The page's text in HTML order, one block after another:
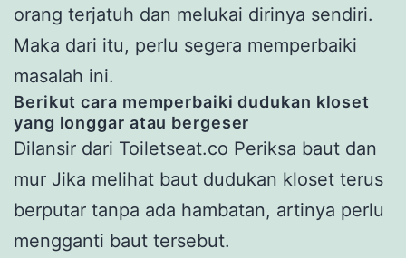
orang terjatuh dan melukai dirinya sendiri.
Maka dari itu, perlu segera memperbaiki
masalah ini.
Berikut cara memperbaiki dudukan kloset
yang longgar atau bergeser
Dilansir dari Toiletseat.co Periksa baut dan
mur Jika melihat baut dudukan kloset terus
berputar tanpa ada hambatan, artinya perlu
mengganti baut tersebut.